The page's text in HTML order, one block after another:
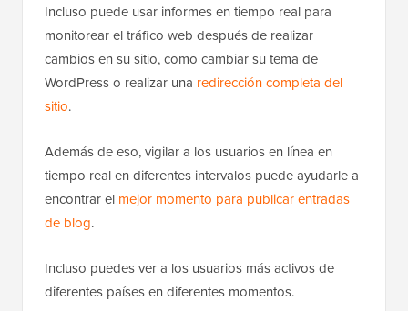
Incluso puede usar informes en tiempo real para
monitorear el tráfico web después de realizar
cambios en su sitio, como cambiar su tema de
WordPress o realizar una redirección completa del
sitio.
Además de eso, vigilar a los usuarios en línea en
tiempo real en diferentes intervalos puede ayudarle a
encontrar el mejor momento para publicar entradas
de blog.
Incluso puedes ver a los usuarios más activos de
diferentes países en diferentes momentos.